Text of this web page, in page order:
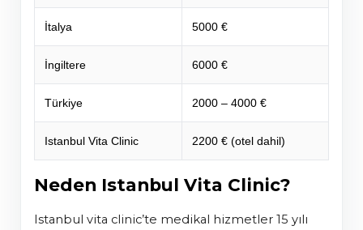
İtalya 5000 €
İngiltere 6000 €
Türkiye 2000 – 4000 €
Istanbul Vita Clinic 2200 € (otel dahil)
Neden Istanbul Vita Clinic?
istanbul vita clinic’te medikal hizmetler 15 yılı